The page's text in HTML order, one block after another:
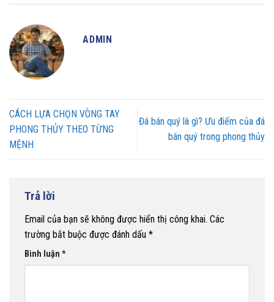
ADMIN
CÁCH LỰA CHỌN VÒNG TAY
PHONG THỦY THEO TỪNG
MỆNH
Đá bán quý là gì? Ưu điểm của đá
bán quý trong phong thủy
Trả lời
Email của bạn sẽ không được hiển thị công khai. Các
trường bắt buộc được đánh dấu *
Bình luận *